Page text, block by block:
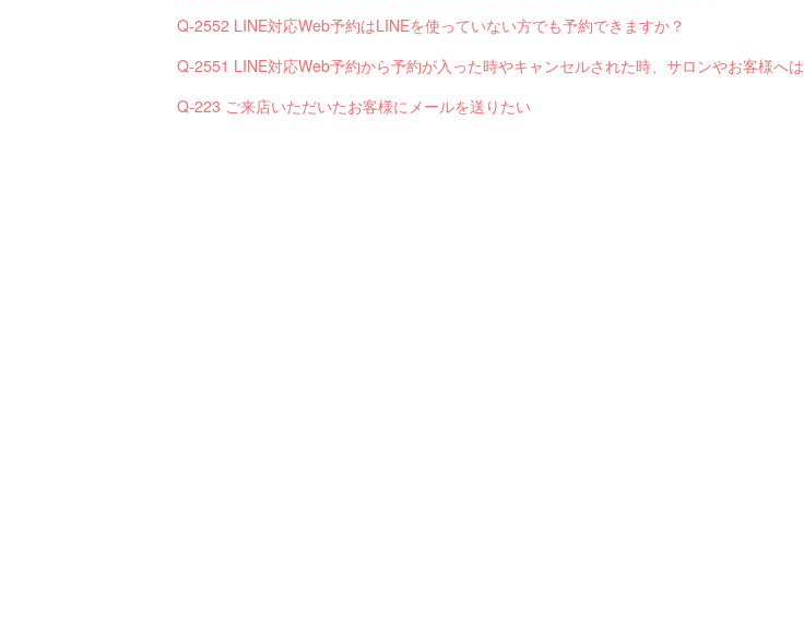
Q-2552 LINE対応Web予約はLINEを使っていない方でも予約できますか？
Q-223 ご来店いただいたお客様にメールを送りたい